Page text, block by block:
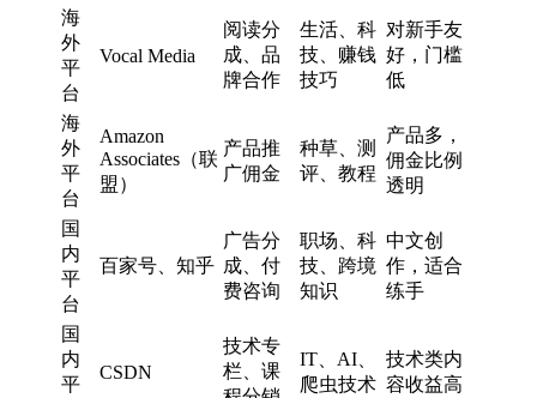
海
外
平
台
Vocal Media
阅读分
成、品
牌合作
生活、科
技、赚钱
技巧
对新手友
好，门槛
低
海
外
平
台
Amazon
Associates（联
盟）
产品推
广佣金
种草、测
评、教程
产品多，
佣金比例
透明
国
内
平
台
百家号、知乎
广告分
成、付
费咨询
职场、科
技、跨境
知识
中文创
作，适合
练手
国
内
平
CSDN
技术专
栏、课
IT、AI、
爬虫技术
技术类内
容收益高